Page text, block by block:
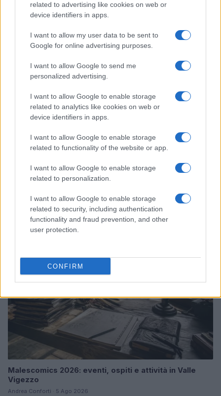
related to advertising like cookies on web or
device identifiers in apps.
I want to allow my user data to be sent to
Google for online advertising purposes.
I want to allow Google to send me
personalized advertising.
I want to allow Google to enable storage
related to analytics like cookies on web or
device identifiers in apps.
I want to allow Google to enable storage
related to functionality of the website or app.
I want to allow Google to enable storage
related to personalization.
I want to allow Google to enable storage
related to security, including authentication
functionality and fraud prevention, and other
user protection.
CONFIRM
Pieve Comics 2026: tutto ciò che devi sapere
sull’evento nerd di Perugia
capital nel primo semestre 2026
Andrea Conforti · 6 Ago 2026
NERD NEWS
Malescomics 2026: eventi, ospiti e attività in Valle
Vigezzo
Andrea Conforti · 5 Ago 2026